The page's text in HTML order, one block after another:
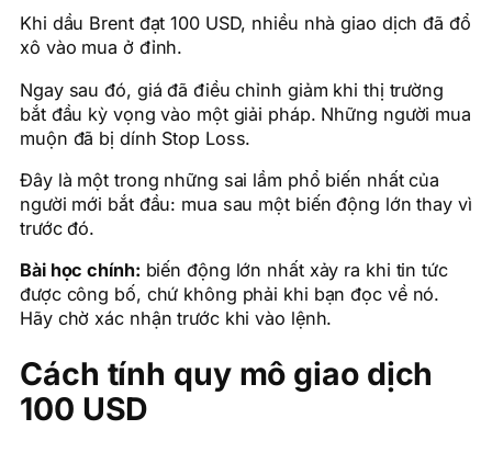
Khi dầu Brent đạt 100 USD, nhiều nhà giao dịch đã đổ
xô vào mua ở đỉnh.
Ngay sau đó, giá đã điều chỉnh giảm khi thị trường
bắt đầu kỳ vọng vào một giải pháp. Những người mua
muộn đã bị dính Stop Loss.
Đây là một trong những sai lầm phổ biến nhất của
người mới bắt đầu: mua sau một biến động lớn thay vì
trước đó.
Bài học chính: biến động lớn nhất xảy ra khi tin tức
được công bố, chứ không phải khi bạn đọc về nó.
Hãy chờ xác nhận trước khi vào lệnh.
Cách tính quy mô giao dịch
100 USD